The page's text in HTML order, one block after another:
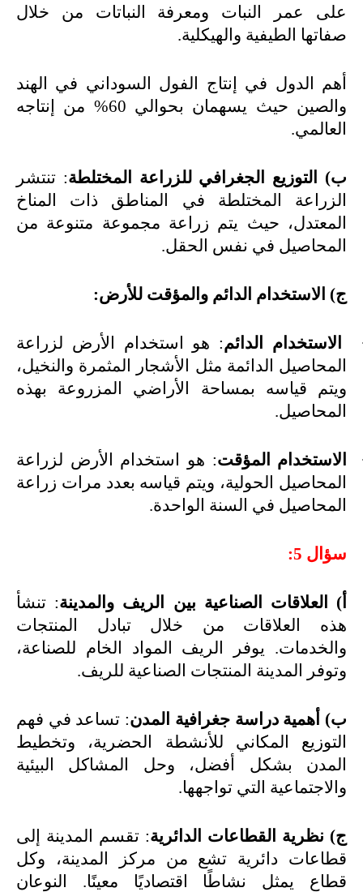
على عمر النبات ومعرفة النباتات من خلال
صفاتها الطيفية والهيكلية.
أهم الدول في إنتاج الفول السوداني في الهند
والصين حيث يسهمان بحوالي 60% من إنتاجه
العالمي.
ب) التوزيع الجغرافي للزراعة المختلطة: تنتشر
الزراعة المختلطة في المناطق ذات المناخ
المعتدل، حيث يتم زراعة مجموعة متنوعة من
المحاصيل في نفس الحقل.
ج) الاستخدام الدائم والمؤقت للأرض:
الاستخدام الدائم: هو استخدام الأرض لزراعة
المحاصيل الدائمة مثل الأشجار المثمرة والنخيل،
ويتم قياسه بمساحة الأراضي المزروعة بهذه
المحاصيل.
الاستخدام المؤقت: هو استخدام الأرض لزراعة
المحاصيل الحولية، ويتم قياسه بعدد مرات زراعة
المحاصيل في السنة الواحدة.
سؤال 5 :
أ) العلاقات الصناعية بين الريف والمدينة: تنشأ
هذه العلاقات من خلال تبادل المنتجات
والخدمات. يوفر الريف المواد الخام للصناعة،
وتوفر المدينة المنتجات الصناعية للريف.
ب) أهمية دراسة جغرافية المدن: تساعد في فهم
التوزيع المكاني للأنشطة الحضرية، وتخطيط
المدن بشكل أفضل، وحل المشاكل البيئية
والاجتماعية التي تواجهها.
ج) نظرية القطاعات الدائرية: تقسم المدينة إلى
قطاعات دائرية تشع من مركز المدينة، وكل
قطاع يمثل نشاطًا اقتصاديًا معينًا. النوعان